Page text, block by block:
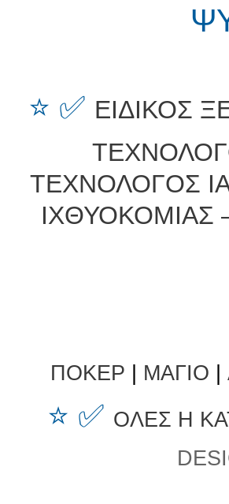
⭐ ✅ ΕΙΔΙΚΟΣ
ΤΕΧΝΟΛΟΓΟΣ
ΙΧΘΥΟΚΟΜΙΑΣ
ΠΟΚΕΡ ΜΑΓΙΟ
⭐ ✅ ΟΛΕΣ Η